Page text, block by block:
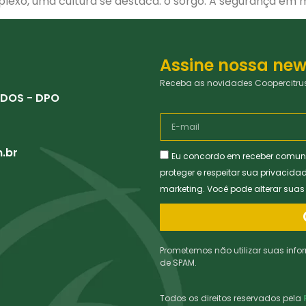
- DPO
Assine nossa
Receba as novidades
Eu concordo em receber
proteger e respeitar sua
marketing. Você pode alterar
Prometemos não utilizar suas
de SPAM.
Todos os direitos reservados pela